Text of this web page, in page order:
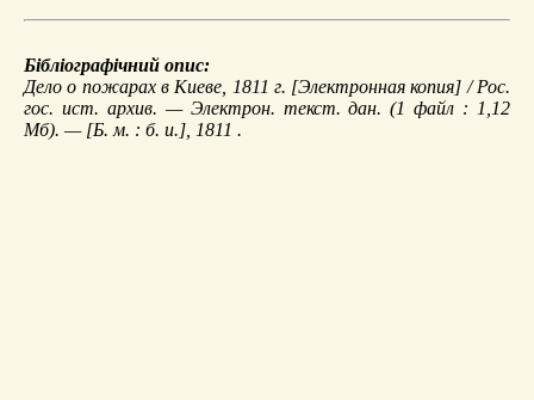
Бібліографічний опис:
Дело о пожарах в Киеве, 1811 г. [Электронная копия] / Рос.
гос. ист. архив. — Электрон. текст. дан. (1 файл : 1,12
Мб). — [Б. м. : б. и.], 1811 .